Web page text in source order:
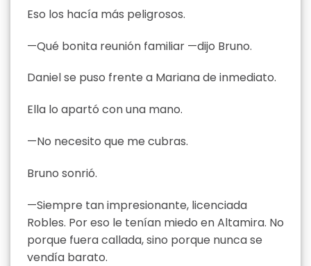
Eso los hacía más peligrosos.
—Qué bonita reunión familiar —dijo Bruno.
Daniel se puso frente a Mariana de inmediato.
Ella lo apartó con una mano.
—No necesito que me cubras.
Bruno sonrió.
—Siempre tan impresionante, licenciada
Robles. Por eso le tenían miedo en Altamira. No
porque fuera callada, sino porque nunca se
vendía barato.